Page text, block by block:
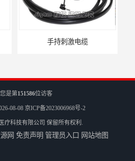
平凹刺激电极片
您是第151586位访客
08-08 京ICP备2023006968号-2
疗科技有限公司 保留所有权利.
网 免责声明 管理员入口 网站地图